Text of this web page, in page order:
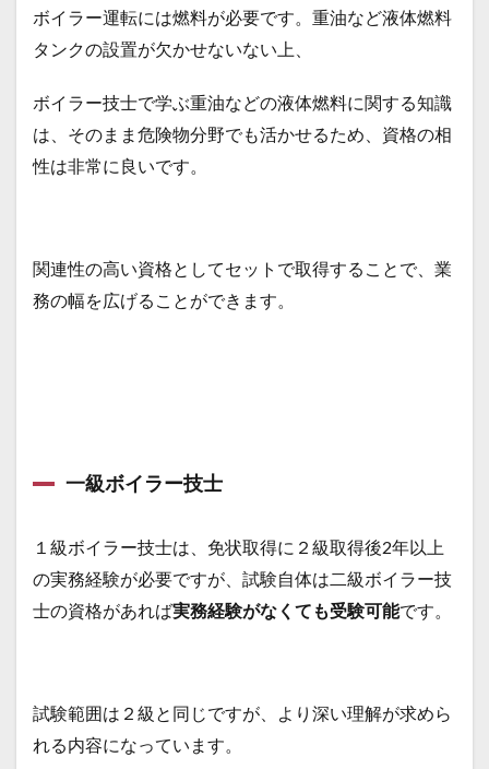
ボイラー運転には燃料が必要です。重油など液体燃料
タンクの設置が欠かせないない上、
ボイラー技士で学ぶ重油などの液体燃料に関する知識
は、そのまま危険物分野でも活かせるため、資格の相
性は非常に良いです。
関連性の高い資格としてセットで取得することで、業
務の幅を広げることができます。
一級ボイラー技士
１級ボイラー技士は、免状取得に２級取得後2年以上
の実務経験が必要ですが、試験自体は二級ボイラー技
士の資格があれば実務経験がなくても受験可能です。
試験範囲は２級と同じですが、より深い理解が求めら
れる内容になっています。